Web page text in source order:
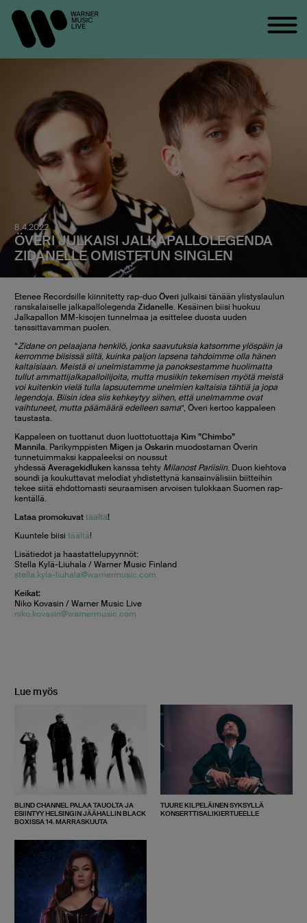
8.4.2022
ÖVERI JULKAISI JALKAPALLOLEGENDA
ZIDANELLE OMISTETUN SINGLEN
Etenee Recordsille kiinnitetty rap-duoÖveri julkaisi tänään ylistyslaulun
ranskalaiselle jalkapallolegenda Zidanelle. Kesäinen biisi huokuu
Jalkapallon MM-kisojen tunnelmaa ja esittelee duosta uuden
tanssittavamman puolen.
“Zidane on pelaajana henkilö, jonka saavutuksia katsomme ylöspäin ja
kerromme biisissä siitä, kuinka paljon lapsena tahdoimme olla hänen
kaltaisiaan. Meistä ei unelmistamme ja panoksestamme huolimatta
tullut ammattijalkapalloilijoita, mutta musiikin tekemisen myötä meistä
voi kuitenkin vielä tulla lapsuutemme unelmien kaltaisia tähtiä ja jopa
legendoja. Biisin idea siis kehkeytyy siihen, että unelmamme ovat
vaihtuneet, mutta päämäärä edelleen sama”, Överi kertoo kappaleen
taustasta.
Kappaleen on tuottanut duon luottotuottaja Kim ”Chimbo”
Mannila. Parikymppisten Migen ja Oskarin muodostaman Överin
tunnetuimmaksi kappaleeksi on noussut
yhdessä Averagekidluken kanssa tehty Milanost Pariisiin. Duon kiehtova
soundi ja koukuttavat melodiat yhdistettynä kansainvälisiin biitteihin
tekee siitä ehdottomasti seuraamisen arvoisen tulokkaan Suomen rap-
kentällä.
Lataa promokuvattäältä!
Kuuntele biisi täältä!
Lisätiedot ja haastattelupyynnöt:
Stella Kylä-Liuhala / Warner Music Finland
stella.kyla-liuhala@warnermusic.com
Keikat:
Niko Kovasin / Warner Music Live
niko.kovasin@warnermusic.com
Lue myös
BLIND CHANNEL PALAA TAUOLTA JA
ESIINTYY HELSINGIN JÄÄHALLIN BLACK
BOXISSA 14. MARRASKUUTA
TUURE KILPELÄINEN SYKSYLLÄ
KONSERTTISALIKIERTUEELLE